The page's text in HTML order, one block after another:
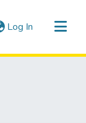
Log In (current)